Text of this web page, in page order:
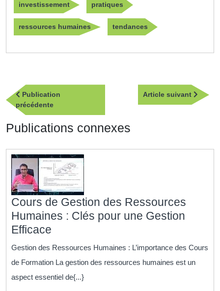
investissement pratiques
ressources humaines tendances
Navigation
de
l’article
Publication
précédentePublication
précédente
Article suivant
Article
Publications connexes
Cours de Gestion des Ressources
Humaines : Clés pour une Gestion
Efficace
de
Gestion
des
Ressources
Gestion des Ressources Humaines : L’importance des Cours
de Formation La gestion des ressources humaines est un
aspect essentiel de{...}